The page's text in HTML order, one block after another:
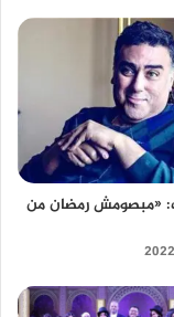
«مبصومش رمضان من